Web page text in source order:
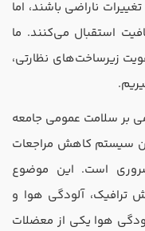
ناراضی باشند، اما
استقبال می‌کنند. ما
زیرساخت‌های نظارتی،
بر سلامت عمومی جامعه
سیستم کاهش مراجعات
است. این موضوع
ترافیک، آلودگی هوا و
هوا یکی از معضلات